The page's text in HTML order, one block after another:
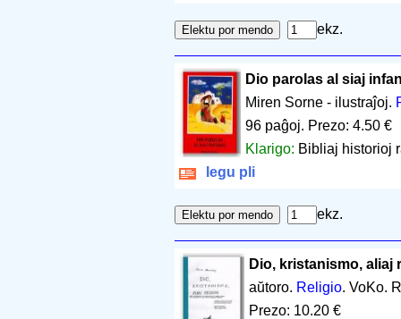
ekz.
Dio parolas al siaj
Miren Sorne - ilustraĵoj.
96 paĝoj. Prezo: 4.50 €
Klarigo: Bibliaj historioj
legu pli
ekz.
Dio, kristanismo, aliaj
aŭtoro. Religio. VoKo.
Prezo: 10.20 €